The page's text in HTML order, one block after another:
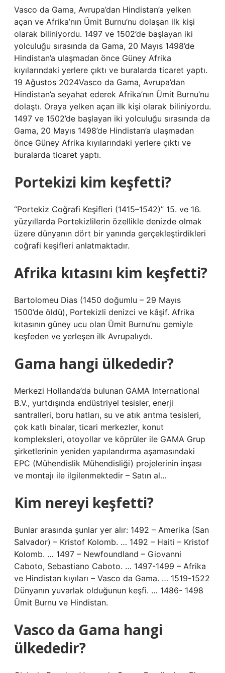
Vasco da Gama, Avrupa’dan Hindistan’a yelken
açan ve Afrika’nın Ümit Burnu’nu dolaşan ilk kişi
olarak biliniyordu. 1497 ve 1502’de başlayan iki
yolculuğu sırasında da Gama, 20 Mayıs 1498’de
Hindistan’a ulaşmadan önce Güney Afrika
kıyılarındaki yerlere çıktı ve buralarda ticaret yaptı.
19 Ağustos 2024Vasco da Gama, Avrupa’dan
Hindistan’a seyahat ederek Afrika’nın Ümit Burnu’nu
dolaştı. Oraya yelken açan ilk kişi olarak biliniyordu.
1497 ve 1502’de başlayan iki yolculuğu sırasında da
Gama, 20 Mayıs 1498’de Hindistan’a ulaşmadan
önce Güney Afrika kıyılarındaki yerlere çıktı ve
buralarda ticaret yaptı.
Portekizi kim keşfetti?
“Portekiz Coğrafi Keşifleri (1415–1542)” 15. ve 16.
yüzyıllarda Portekizlilerin özellikle denizde olmak
üzere dünyanın dört bir yanında gerçekleştirdikleri
coğrafi keşifleri anlatmaktadır.
Afrika kıtasını kim keşfetti?
Bartolomeu Dias (1450 doğumlu – 29 Mayıs
1500’de öldü), Portekizli denizci ve kâşif. Afrika
kıtasının güney ucu olan Ümit Burnu’nu gemiyle
keşfeden ve yerleşen ilk Avrupalıydı.
Gama hangi ülkededir?
Merkezi Hollanda’da bulunan GAMA International
B.V., yurtdışında endüstriyel tesisler, enerji
santralleri, boru hatları, su ve atık arıtma tesisleri,
çok katlı binalar, ticari merkezler, konut
kompleksleri, otoyollar ve köprüler ile GAMA Grup
şirketlerinin yeniden yapılandırma aşamasındaki
EPC (Mühendislik Mühendisliği) projelerinin inşası
ve montajı ile ilgilenmektedir – Satın al…
Kim nereyi keşfetti?
Bunlar arasında şunlar yer alır: 1492 – Amerika (San
Salvador) – Kristof Kolomb. … 1492 – Haiti – Kristof
Kolomb. … 1497 – Newfoundland – Giovanni
Caboto, Sebastiano Caboto. … 1497-1499 – Afrika
ve Hindistan kıyıları – Vasco da Gama. … 1519-1522
Dünyanın yuvarlak olduğunun keşfi. … 1486- 1498
Ümit Burnu ve Hindistan.
Vasco da Gama hangi
ülkededir?